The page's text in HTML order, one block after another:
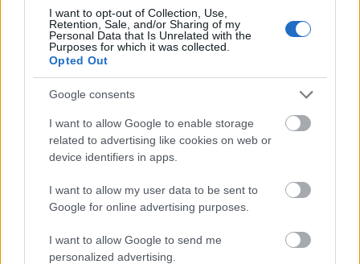
I want to opt-out of Collection, Use,
Retention, Sale, and/or Sharing of my
Personal Data that Is Unrelated with the
Purposes for which it was collected.
Opted Out
Google consents
I want to allow Google to enable storage
related to advertising like cookies on web or
device identifiers in apps.
I want to allow my user data to be sent to
Google for online advertising purposes.
I want to allow Google to send me
personalized advertising.